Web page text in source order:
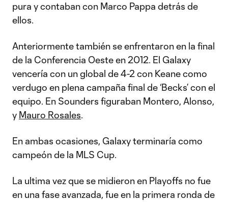
pura y contaban con Marco Pappa detrás de
ellos.
Anteriormente también se enfrentaron en la final
de la Conferencia Oeste en 2012. El Galaxy
vencería con un global de 4-2 con Keane como
verdugo en plena campaña final de ‘Becks’ con el
equipo. En Sounders figuraban Montero, Alonso,
y Mauro Rosales.
En ambas ocasiones, Galaxy terminaría como
campeón de la MLS Cup.
La ultima vez que se midieron en Playoffs no fue
en una fase avanzada, fue en la primera ronda de